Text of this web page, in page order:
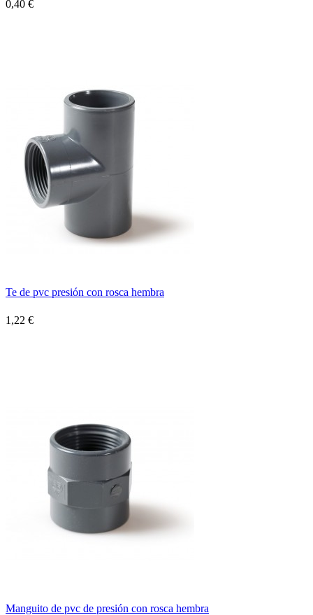
0,40 €
Te de pvc presión con rosca hembra
1,22 €
Manguito de pvc de presión con rosca hembra